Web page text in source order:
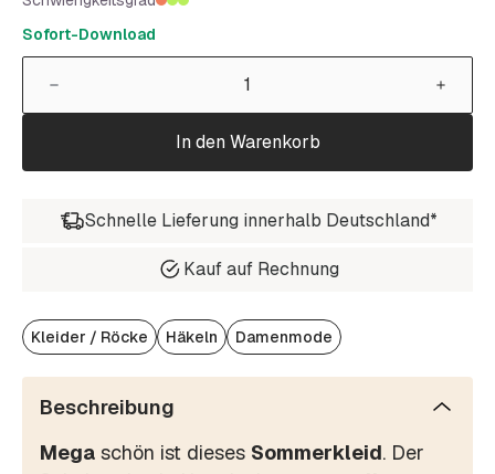
Sofort-Download
In den Warenkorb
Schnelle Lieferung innerhalb Deutschland*
Kauf auf Rechnung
Kleider / Röcke Häkeln Damenmode
Beschreibung
Mega schön ist dieses Sommerkleid. Der